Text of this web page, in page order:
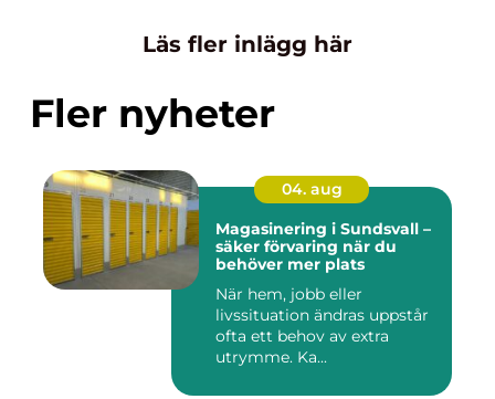
Läs fler inlägg här
Fler nyheter
04. aug
Magasinering i Sundsvall –
säker förvaring när du
behöver mer plats
När hem, jobb eller
livssituation ändras uppstår
ofta ett behov av extra
utrymme. Ka...